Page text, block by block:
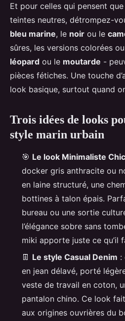
Et pour celles qui pensent que
teintes neutres, détrompez-
bleu marine, le noir ou le
sûres, les versions colorées
léopard ou le moutarde -
pièces fétiches. Une touche
look basique, surtout quand
Trois idées de looks
style marin urbain
🎯 Le look Minimaliste Chic
docker gris anthracite ou
en laine structuré, une
bottines à talon épais.
bureau ou une sortie
l’élégance sobre sans
miki apporte juste ce qu’il
👖 Le style Casual Denim :
en jean délavé, porté
veste de travail en coton,
pantalon chino. Ce look
aux origines ouvrières du